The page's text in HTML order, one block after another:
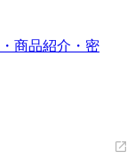
品紹介・密